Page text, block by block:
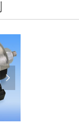
넲